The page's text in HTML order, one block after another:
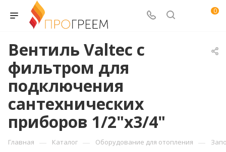
0
Вентиль Valtec с
фильтром для
подключения
сантехнических
приборов 1/2"х3/4"
Главная — Каталог — Оборудование для отопления —